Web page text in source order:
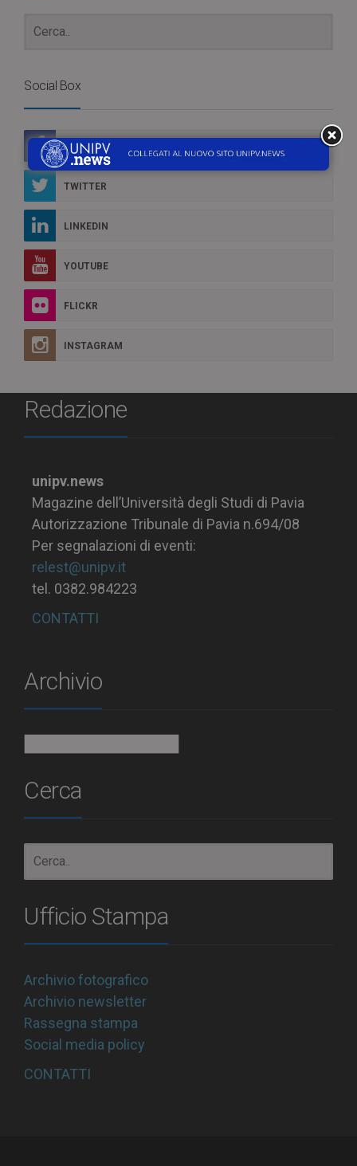
Social Box
FACEBOOK
TWITTER
LINKEDIN
YOUTUBE
FLICKR
INSTAGRAM
Redazione
unipv.news
Magazine dell’Università degli Studi di Pavia
Autorizzazione Tribunale di Pavia n.694/08
Per segnalazioni di eventi:
relest@unipv.it
tel. 0382.984223
CONTATTI
Archivio
Cerca
Ufficio Stampa
Archivio fotografico
Archivio newsletter
Rassegna stampa
Social media policy
CONTATTI